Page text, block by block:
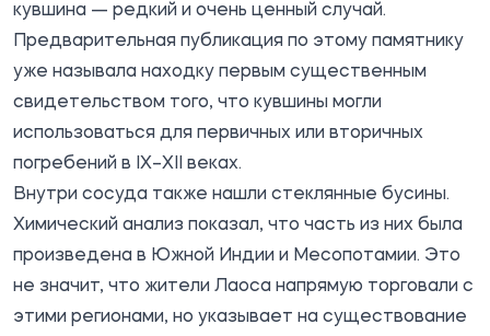
кувшина — редкий и очень ценный случай.
Предварительная публикация по этому памятнику
уже называла находку первым существенным
свидетельством того, что кувшины могли
использоваться для первичных или вторичных
погребений в IX–XII веках.
Внутри сосуда также нашли стеклянные бусины.
Химический анализ показал, что часть из них была
произведена в Южной Индии и Месопотамии. Это
не значит, что жители Лаоса напрямую торговали с
этими регионами, но указывает на существование